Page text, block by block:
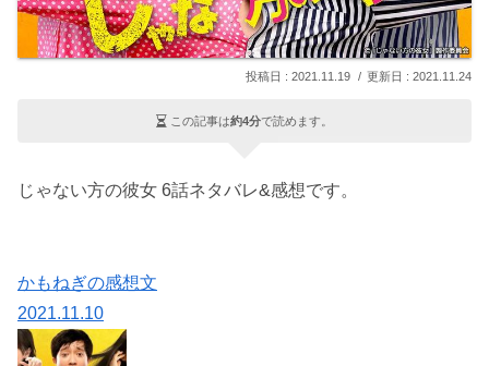
2021.11.19 2021.11.24
この記事は約4分で読めます。
じゃない方の彼女 6話ネタバレ&感想です。
かもねぎの感想文
2021.11.10